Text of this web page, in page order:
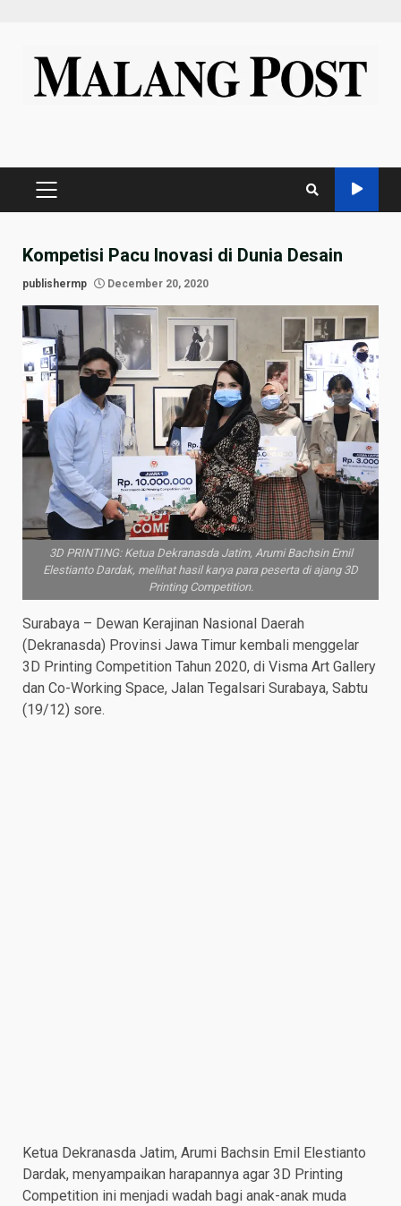
content
PRIMARY
Kompetisi Pacu Inovasi di Dunia Desain
publishermp December 20, 2020
3D PRINTING: Ketua Dekranasda Jatim, Arumi Bachsin Emil
Elestianto Dardak, melihat hasil karya para peserta di ajang 3D
Printing Competition.
Surabaya – Dewan Kerajinan Nasional Daerah
(Dekranasda) Provinsi Jawa Timur kembali menggelar
3D Printing Competition Tahun 2020, di Visma Art Gallery
dan Co-Working Space, Jalan Tegalsari Surabaya, Sabtu
(19/12) sore.
Ketua Dekranasda Jatim, Arumi Bachsin Emil Elestianto
Dardak, menyampaikan harapannya agar 3D Printing
Competition ini menjadi wadah bagi anak-anak muda